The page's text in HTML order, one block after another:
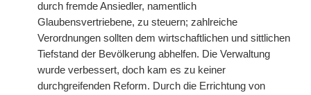
durch fremde Ansiedler, namentlich
Glaubensvertriebene, zu steuern; zahlreiche
Verordnungen sollten dem wirtschaftlichen und sittlichen
Tiefstand der Bevölkerung abhelfen. Die Verwaltung
wurde verbessert, doch kam es zu keiner
durchgreifenden Reform. Durch die Errichtung von